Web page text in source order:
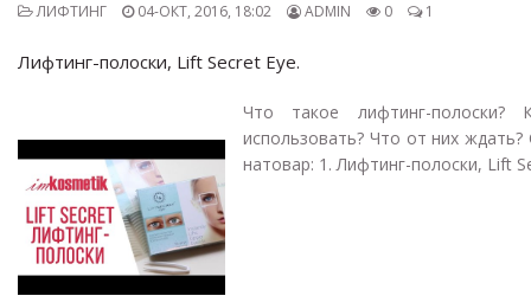
ЛИФТИНГ 04-ОКТ, 2016, 18:02 ADMIN 0 1
Лифтинг-полоски, Lift Secret Eye.
Что такое лифтинг-полоски?
использовать? Что от них ждать?
натовар: 1. Лифтинг-полоски, Lift